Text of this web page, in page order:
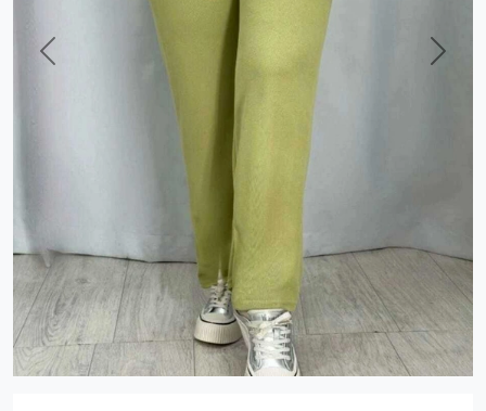
Previous Next